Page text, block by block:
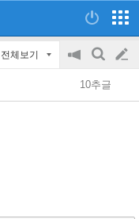
전체보기
공
지
on/off
검
색
글
쓰
10추글